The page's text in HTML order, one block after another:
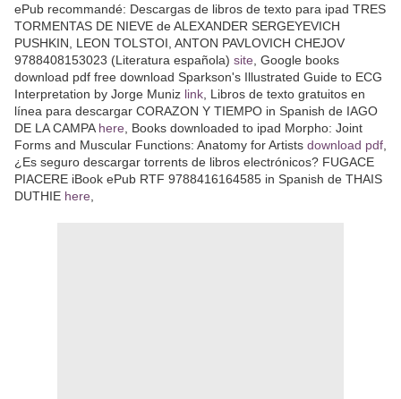
ePub recommandé: Descargas de libros de texto para ipad TRES
TORMENTAS DE NIEVE de ALEXANDER SERGEYEVICH
PUSHKIN, LEON TOLSTOI, ANTON PAVLOVICH CHEJOV
9788408153023 (Literatura española) site , Google books
download pdf free download Sparkson's Illustrated Guide to ECG
Interpretation by Jorge Muniz link , Libros de texto gratuitos en
línea para descargar CORAZON Y TIEMPO in Spanish de IAGO
DE LA CAMPA here , Books downloaded to ipad Morpho: Joint
Forms and Muscular Functions: Anatomy for Artists download pdf
¿Es seguro descargar torrents de libros electrónicos? FUGACE
PIACERE iBook ePub RTF 9788416164585 in Spanish de THAIS
DUTHIE here